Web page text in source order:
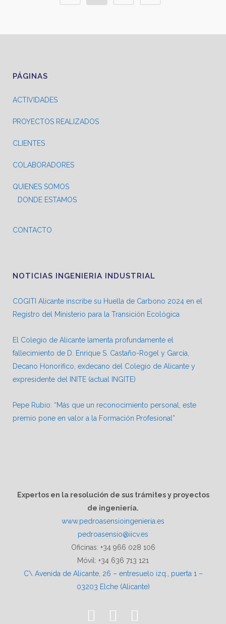
PÁGINAS
ACTIVIDADES
PROYECTOS REALIZADOS
CLIENTES
COLABORADORES
QUIENES SOMOS
DONDE ESTAMOS
CONTACTO
NOTICIAS INGENIERIA INDUSTRIAL
COGITI Alicante inscribe su Huella de Carbono 2024 en el
Registro del Ministerio para la Transición Ecológica
El Colegio de Alicante lamenta profundamente el
fallecimiento de D. Enrique S. Castaño-Rogel y García,
Decano Honorífico, exdecano del Colegio de Alicante y
expresidente del INITE (actual INGITE)
Pepe Rubio: “Más que un reconocimiento personal, este
premio pone en valor a la Formación Profesional”
Expertos en la resolución de sus trámites y proyectos
de ingeniería.
www.pedroasensioingenieria.es
pedroasensio@iicv.es
Oficinas: +34 966 028 106
Móvil: +34 636 713 121
C\ Avenida de Alicante, 26 – entresuelo izq., puerta 1 –
03203 Elche (Alicante)